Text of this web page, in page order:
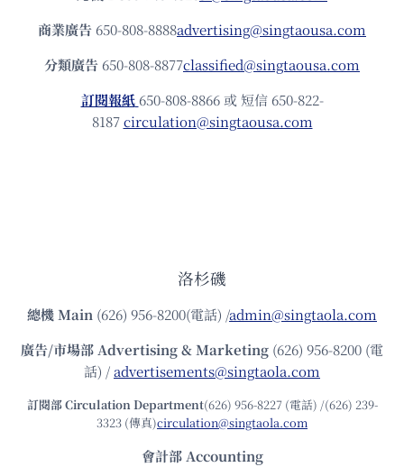
商業廣告 650-808-8888advertising@singtaousa.com
分類廣告 650-808-8877classified@singtaousa.com
訂閱報紙 650-808-8866 或 短信 650-822-
8187circulation@singtaousa.com
洛杉磯
總機Main (626) 956-8200(電話) /admin@singtaola.com
廣告/市場部Advertising & Marketing (626) 956-8200 (電
話) /advertisements@singtaola.com
訂閱部 Circulation Department(626) 956-8227 (電話) /(626) 239-
3323 (傳真)circulation@singtaola.com
會計部 Accounting